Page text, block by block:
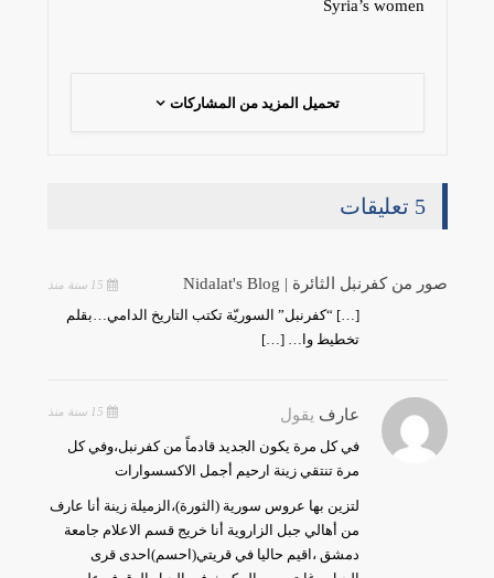
Syria’s women
تحميل المزيد من المشاركات
5 تعليقات
صور من كفرنبل الثائرة | Nidalat's Blog
[…] “كفرنبل” السوريّة تكتب التاريخ الدامي…بقلم
تخطيط وا… […]
عارف يقول
في كل مرة يكون الجديد قادماً من كفرنبل،وفي كل
مرة تنتقي زينة ارحيم أجمل الاكسسوارات
لتزين بها عروس سورية (الثورة)،الزميلة زينة أنا عارف
من أهالي جبل الزاروية أنا خريج قسم الاعلام جامعة
دمشق ،اقيم حاليا في قريتي(احسم)احدى قرى